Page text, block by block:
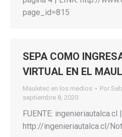
page_id=815
SEPA COMO
VIRTUAL EN EL
Mauletec en los medios Por
septiembre 8, 2020
FUENTE: ingenieriautalca.cl
http://ingenieriautalca.cl/